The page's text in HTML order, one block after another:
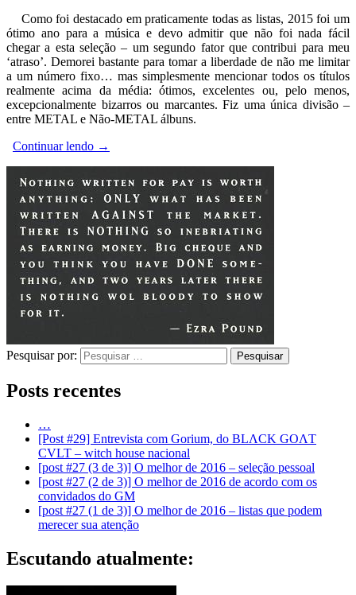
Como foi destacado em praticamente todas as listas, 2015 foi um
ótimo ano para a música e devo admitir que não foi nada fácil
chegar a esta seleção – um segundo fator que contribui para meu
‘atraso’. Demorei bastante para tomar a liberdade de não me limitar
a um número fixo… mas simplesmente mencionar todos os títulos
realmente acima da média: ótimos, excelentes ou, pelo menos,
excepcionalmente bizarros ou marcantes. Fiz uma única divisão –
entre METAL e Não-METAL álbuns.
Continuar lendo →
Pesquisar por:
Posts recentes
…
[Post #29] Entrevista com Gorium, do BLΛCK GOΛT
CVLT – witch house nacional
[post #27 (3 de 3)] O melhor de 2016 – seleção pessoal
[post #27 (2 de 3)] O melhor de 2016 de acordo com os
convidados do GM
[post #27 (1 de 3)] O melhor de 2016 – listas que podem
merecer sua atenção
Escutando atualmente: